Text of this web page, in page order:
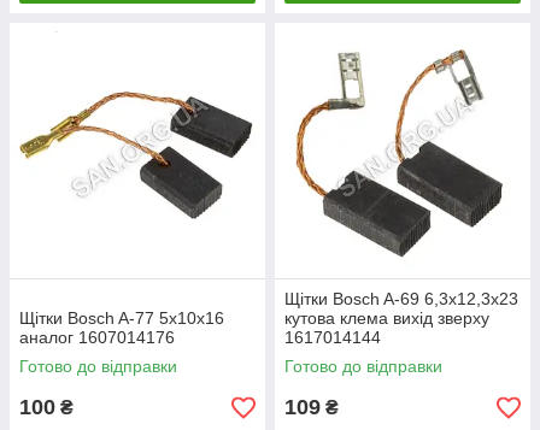
Щітки Bosch A-77 5х10х16
аналог 1607014176
Готово до відправки
100 ₴
Щітки Bosch A-69 6,3х12,3х23
кутова клема вихід зверху
1617014144
Готово до відправки
109 ₴